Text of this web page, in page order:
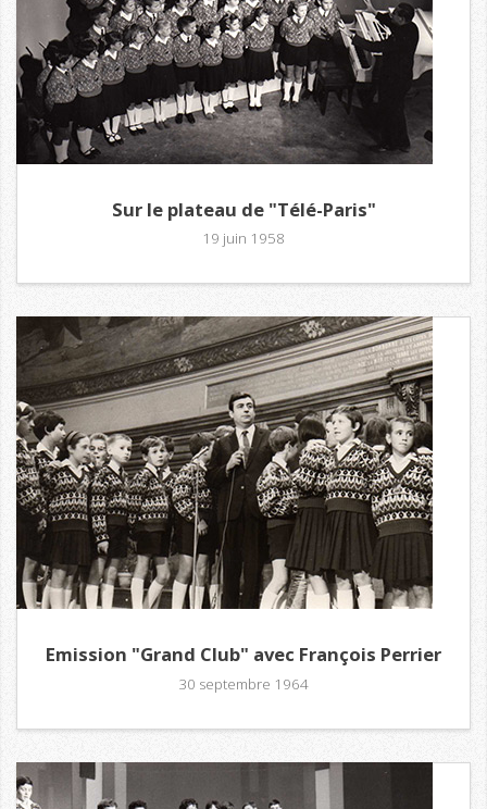
Sur le plateau de "Télé-Paris"
19 juin 1958
Emission "Grand Club" avec François Perrier
30 septembre 1964